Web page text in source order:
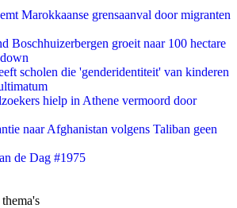
Marokkaanse grensaanval door migranten
Boschhuizerbergen groeit naar 100 hectare
scholen die 'genderidentiteit' van kinderen
hielp in Athene vermoord door
naar Afghanistan volgens Taliban geen
de Dag #1975